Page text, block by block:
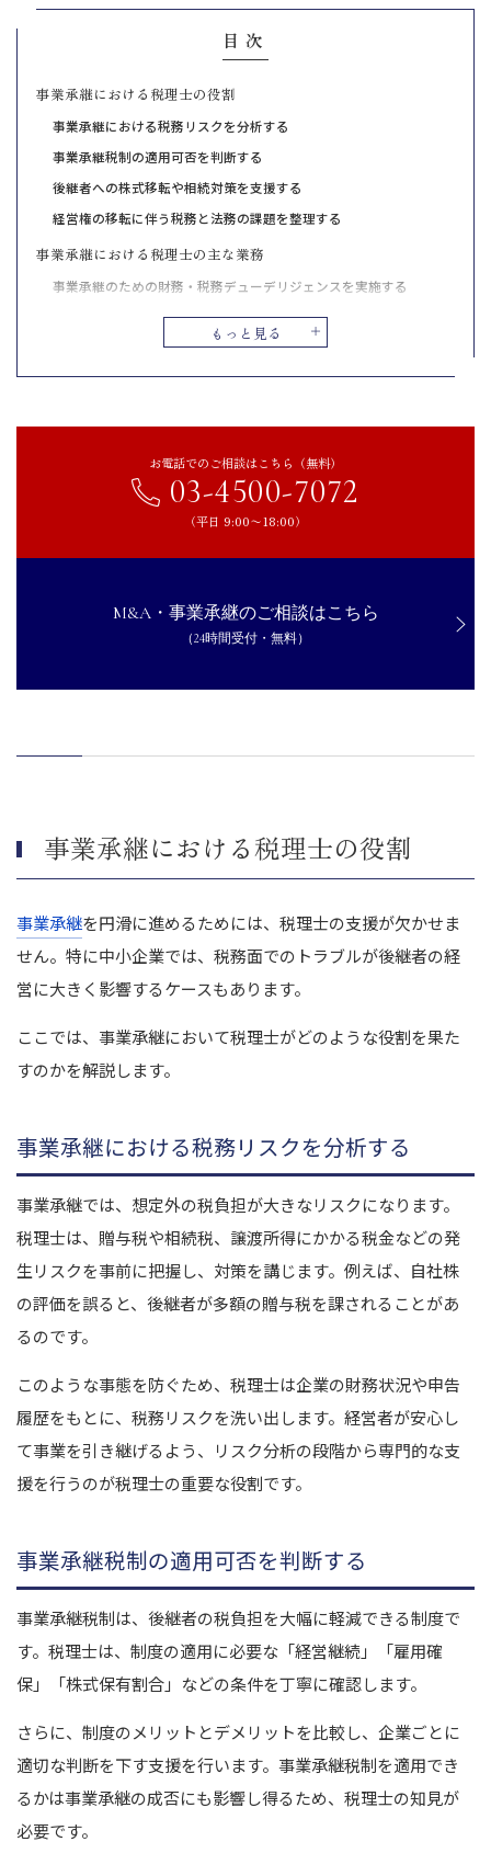
目次
もっと見る
事業承継における税理士の役割
事業承継における税務リスクを分析する
事業承継税制の適用可否を判断する
後継者への株式移転や相続対策を支援する
経営権の移転に伴う税務と法務の課題を整理する
事業承継における税理士の主な業務
事業承継のための財務・税務デューデリジェンスを実施する
事業承継税制の適用に必要な手続きを支援する
後継者への株式移転や贈与・相続の手続きを進める
M&Aや株式譲渡による事業承継のスキームを設計する
事業承継に強い税理士を選ぶときのポイント
事業承継の実績が豊富な税理士を選ぶ
財務・法務の専門家と連携できる体制があるかチェックする
長期的なサポートが可能かを確認しておく
お電話でのご相談はこちら（無料）
03-4500-7072
（平日 9:00〜18:00）
M&A・事業承継のご相談はこちら
（24時間受付・無料）
事業承継における税理士の役割
事業承継を円滑に進めるためには、税理士の支援が欠かせま
せん。特に中小企業では、税務面でのトラブルが後継者の経
営に大きく影響するケースもあります。
ここでは、事業承継において税理士がどのような役割を果た
すのかを解説します。
事業承継における税務リスクを分析する
事業承継では、想定外の税負担が大きなリスクになります。
税理士は、贈与税や相続税、譲渡所得にかかる税金などの発
生リスクを事前に把握し、対策を講じます。 例えば、自社株
の評価を誤ると、後継者が多額の贈与税を課されることがあ
るのです。
このような事態を防ぐため、税理士は企業の財務状況や申告
履歴をもとに、税務リスクを洗い出します。経営者が安心し
て事業を引き継げるよう、リスク分析の段階から専門的な支
援を行うのが税理士の重要な役割です。
事業承継税制の適用可否を判断する
事業承継税制は、後継者の税負担を大幅に軽減できる制度で
す。 税理士は、制度の適用に必要な「経営継続」「雇用確
保」「株式保有割合」などの条件を丁寧に確認します。
さらに、制度のメリットとデメリットを比較し、企業ごとに
適切な判断を下す支援を行います。 事業承継税制を適用でき
るかは事業承継の成否にも影響し得るため、税理士の知見が
必要です。